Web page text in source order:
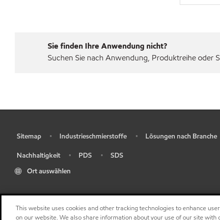
Sie finden Ihre Anwendung nicht?
Suchen Sie nach Anwendung, Produktreihe oder
Sitemap • Industrieschmierstoffe • Lösungen nach Branche
Nachhaltigkeit • PDS •
SDS
Ort auswählen
This website uses cookies and other tracking technologies to enhance
on our website. We also share information about your use of our site